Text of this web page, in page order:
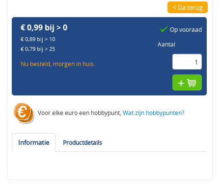
< Ga terug
€ 0,99 bij > 0
€ 0,89 bij > 10
€ 0,79 bij > 25
Nu besteld, morgen in huis.
Op vooraad
Aantal
Voor elke euro een hobbypunt,Wat zijn hobbypunten?
Informatie Productdetails